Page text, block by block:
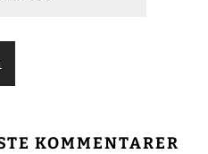
KOMMENTARER